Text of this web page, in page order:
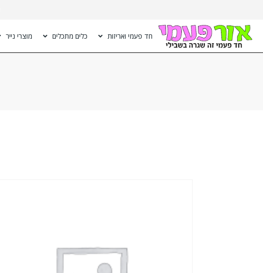
חד פעמי ואריזות כלים מתכלים מוצרי נייר